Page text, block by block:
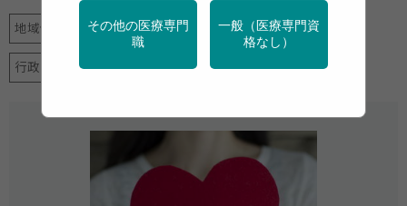
地域保健 女性の健康 母子保健 産業保健
行政・団体の関連資料 調査・統計
その他の医療専門
職
一般（医療専門資
格なし）